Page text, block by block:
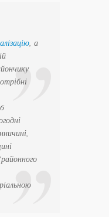
, а